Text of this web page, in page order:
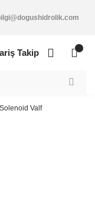
Takip
Valf